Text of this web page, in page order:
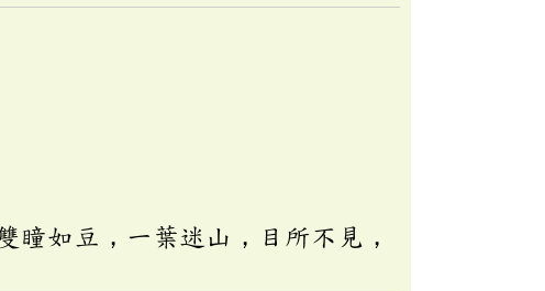
瞳如豆，一葉迷山，目所不見，